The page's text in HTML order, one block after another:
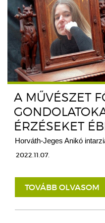
A MŰVÉSZET
ÉRZÉSEKET
Horváth-Jeges Anikó
2022.11.07.
TOVÁBB OLVASOM